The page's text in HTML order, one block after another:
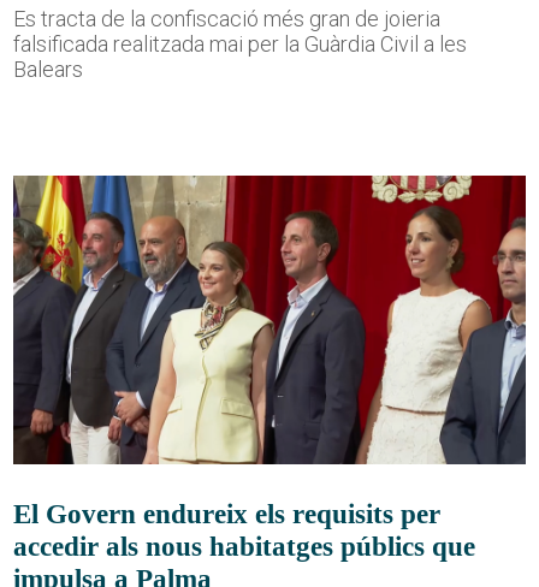
Es tracta de la confiscació més gran de joieria
falsificada realitzada mai per la Guàrdia Civil a les
Balears
El Govern endureix els requisits per
accedir als nous habitatges públics que
impulsa a Palma